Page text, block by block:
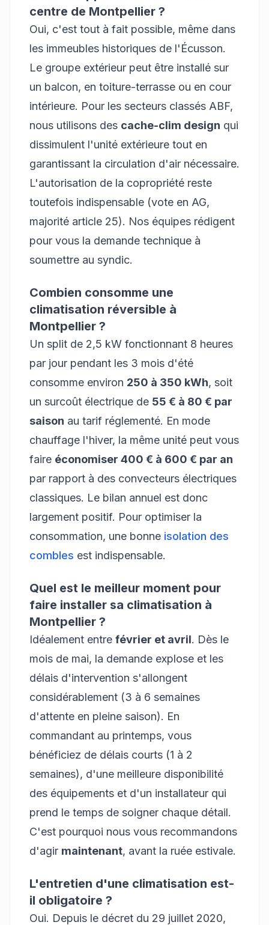
centre de Montpellier ?
Oui, c'est tout à fait possible, même dans
les immeubles historiques de l'Écusson.
Le groupe extérieur peut être installé sur
un balcon, en toiture-terrasse ou en cour
intérieure. Pour les secteurs classés ABF,
nous utilisons des cache-clim design qui
dissimulent l'unité extérieure tout en
garantissant la circulation d'air nécessaire.
L'autorisation de la copropriété reste
toutefois indispensable (vote en AG,
majorité article 25). Nos équipes rédigent
pour vous la demande technique à
soumettre au syndic.
Combien consomme une
climatisation réversible à
Montpellier ?
Un split de 2,5 kW fonctionnant 8 heures
par jour pendant les 3 mois d'été
consomme environ 250 à 350 kWh, soit
un surcoût électrique de 55 € à 80 € par
saison au tarif réglementé. En mode
chauffage l'hiver, la même unité peut vous
faire économiser 400 € à 600 € par an
par rapport à des convecteurs électriques
classiques. Le bilan annuel est donc
largement positif. Pour optimiser la
consommation, une bonne isolation des
combles est indispensable.
Quel est le meilleur moment pour
faire installer sa climatisation à
Montpellier ?
Idéalement entre février et avril. Dès le
mois de mai, la demande explose et les
délais d'intervention s'allongent
considérablement (3 à 6 semaines
d'attente en pleine saison). En
commandant au printemps, vous
bénéficiez de délais courts (1 à 2
semaines), d'une meilleure disponibilité
des équipements et d'un installateur qui
prend le temps de soigner chaque détail.
C'est pourquoi nous vous recommandons
d'agir maintenant, avant la ruée estivale.
L'entretien d'une climatisation est-
il obligatoire ?
Oui. Depuis le décret du 29 juillet 2020,